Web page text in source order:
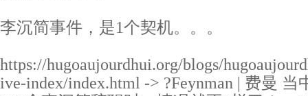
李沉简事件，是1个契机。。。
https://hugoaujourdhui.org/blogs/
ive-index/index.html -> ?Feynman | 费曼